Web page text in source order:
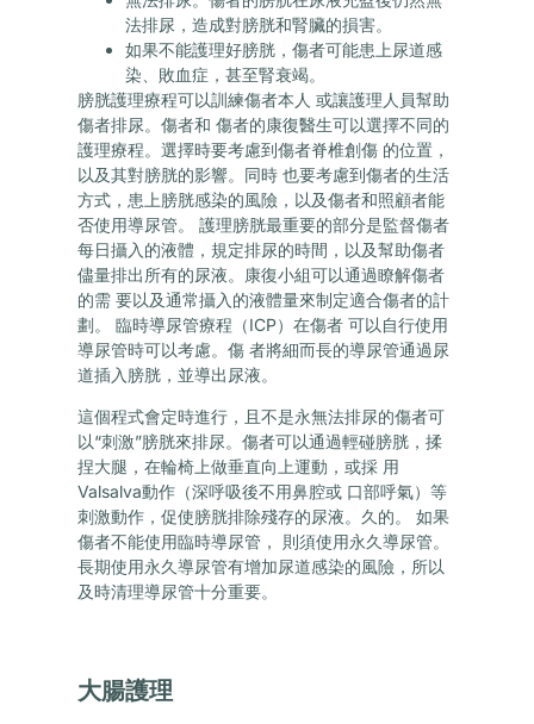
法排尿，造成對膀胱和腎臟的損害。
如果不能護理好膀胱，傷者可能患上尿道感
染、敗血症，甚至腎衰竭。
膀胱護理療程可以訓練傷者本人 或讓護理人員幫助
傷者排尿。傷者和 傷者的康復醫生可以選擇不同的
護理療程。選擇時要考慮到傷者脊椎創傷 的位置，
以及其對膀胱的影響。同時 也要考慮到傷者的生活
方式，患上膀胱感染的風險，以及傷者和照顧者能
否使用導尿管。 護理膀胱最重要的部分是監督傷者
每日攝入的液體，規定排尿的時間，以及幫助傷者
儘量排出所有的尿液。康復小組可以通過瞭解傷者
的需 要以及通常攝入的液體量來制定適合傷者的計
劃。 臨時導尿管療程（ICP）在傷者 可以自行使用
導尿管時可以考慮。傷 者將細而長的導尿管通過尿
道插入膀胱，並導出尿液。
這個程式會定時進行，且不是永無法排尿的傷者可
以“刺激”膀胱來排尿。傷者可以通過輕碰膀胱，揉
捏大腿，在輪椅上做垂直向上運動，或採 用
Valsalva動作（深呼吸後不用鼻腔或 口部呼氣）等
刺激動作，促使膀胱排除殘存的尿液。久的。 如果
傷者不能使用臨時導尿管， 則須使用永久導尿管。
長期使用永久導尿管有增加尿道感染的風險，所以
及時清理導尿管十分重要。
大腸護理